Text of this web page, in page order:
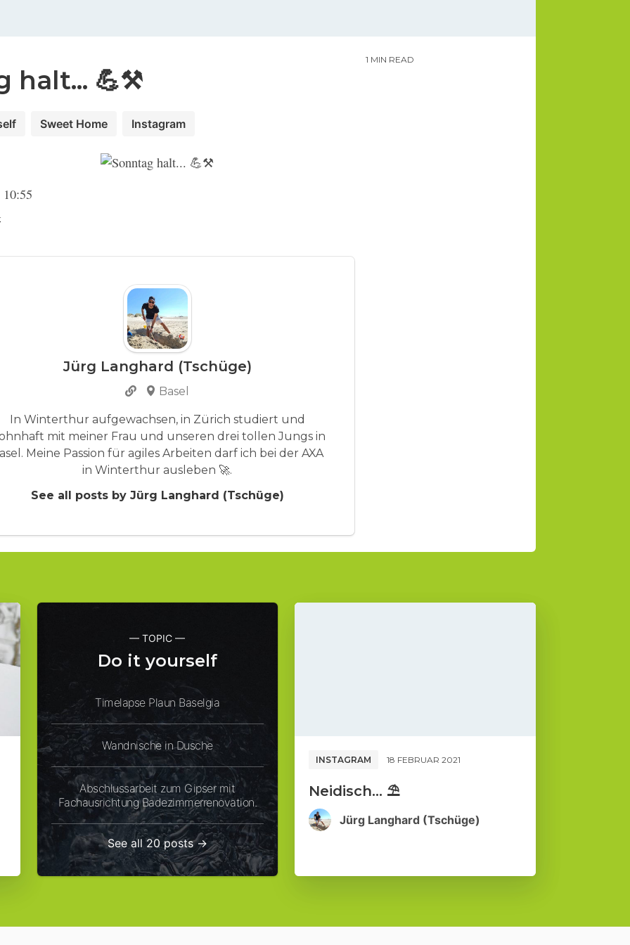
1 MIN READ
halt... 💪⚒️
Sweet Home Instagram
Jürg Langhard (Tschüge)
Basel
In Winterthur aufgewachsen, in Zürich studiert und
mit meiner Frau und unseren drei tollen Jungs in
Meine Passion für agiles Arbeiten darf ich bei der AXA
in Winterthur ausleben 🚀.
See all posts by Jürg Langhard (Tschüge)
— TOPIC —
Do it yourself
Timelapse Plaun Baselgia
Wandnische in Dusche
Abschlussarbeit zum Gipser mit
Fachausrichtung Badezimmerrenovation.
See all 20 posts →
INSTAGRAM 18 FEBRUAR 2021
Neidisch... ⛱️
Jürg Langhard (Tschüge)